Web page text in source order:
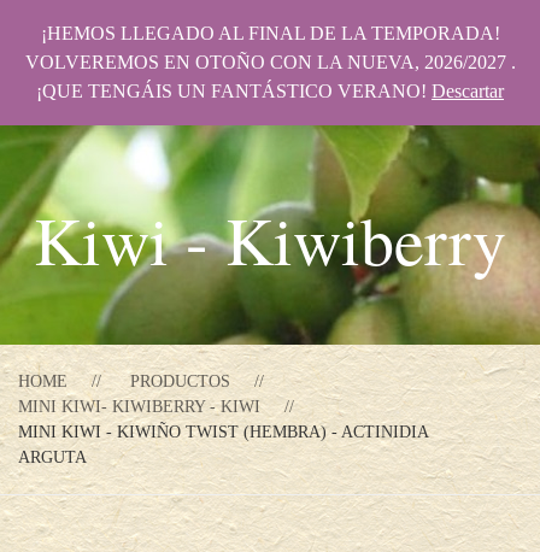
Kiwi - Kiwiberry
HOME
PRODUCTOS
MINI KIWI- KIWIBERRY - KIWI
MINI KIWI - KIWIÑO TWIST (HEMBRA) - ACTINIDIA
ARGUTA
¡HEMOS LLEGADO AL FINAL DE LA TEMPORADA!
VOLVEREMOS EN OTOÑO CON LA NUEVA, 2026/2027 .
¡QUE TENGÁIS UN FANTÁSTICO VERANO! Descartar